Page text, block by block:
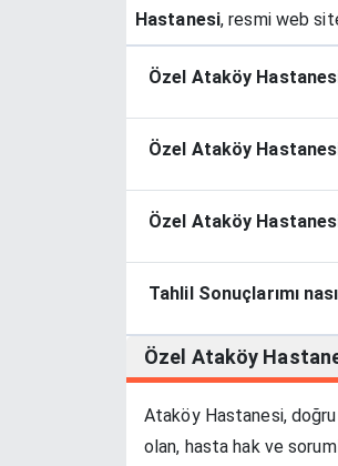
Hastanesi, resmi web
Özel Ataköy
Özel Ataköy Hastanesi
Özel Ataköy
Tahlil Sonuçlarımı
Özel Ataköy
Ataköy Hastanesi,
olan, hasta hak ve